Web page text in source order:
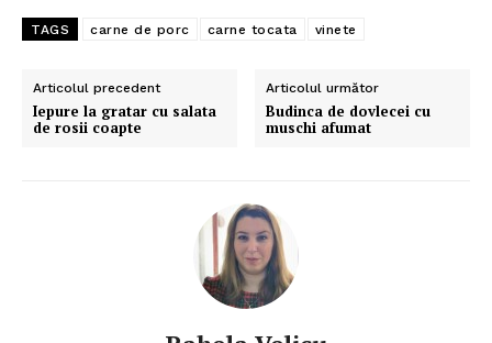
TAGS carne de porc carne tocata vinete
Articolul precedent
Iepure la gratar cu salata
de rosii coapte
Articolul următor
Budinca de dovlecei cu
muschi afumat